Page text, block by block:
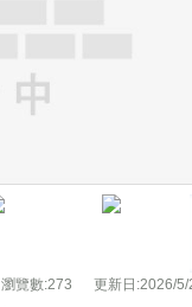
瀏覽數:273 更新日:2026/5/